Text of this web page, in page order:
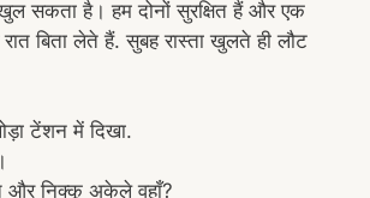
सकता है। हम दोनों सुरक्षित हैं और एक
बिता लेते हैं. सुबह रास्ता खुलते ही लौट
टेंशन में दिखा.
और निक्कू अकेले वहाँ?